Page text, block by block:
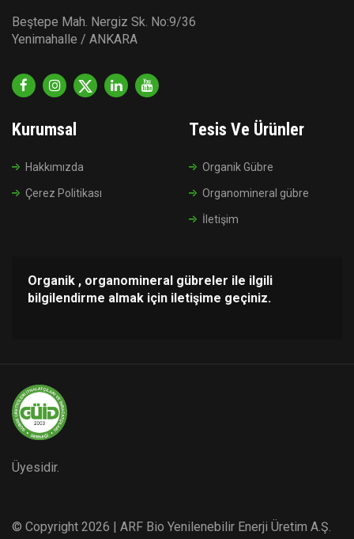
Beştepe Mah. Nergiz Sk. No:9/36
Yenimahalle / ANKARA
Kurumsal
Hakkımızda
Çerez Politikası
Tesis Ve Ürünler
Organik Gübre
Organomineral gübre
İletişim
Organik , organomineral gübreler ile ilgili
bilgilendirme almak için iletişime geçiniz.
Üyesidir.
© Copyright 2026 | ARF Bio Yenilenebilir Enerji Üretim A.Ş.